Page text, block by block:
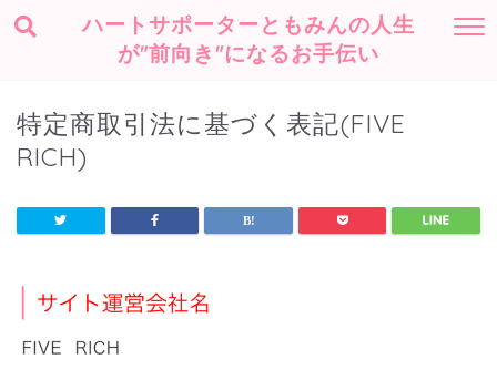
ハートサポーターともみんの人生
が"前向き"になるお手伝い
特定商取引法に基づく表記(FIVE
RICH)